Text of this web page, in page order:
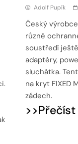
Adolf Pupík
Český
různé
soustředí
adaptéry,
sluchátka.
na kryt FIXED
zádech.